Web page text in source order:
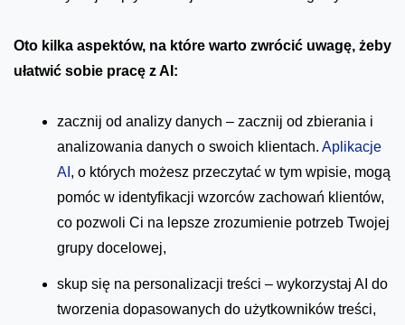
Oto kilka aspektów, na które warto zwrócić uwagę, żeby
ułatwić sobie pracę z AI:
zacznij od analizy danych – zacznij od zbierania i
analizowania danych o swoich klientach. Aplikacje
AI , o których możesz przeczytać w tym wpisie, mogą
pomóc w identyfikacji wzorców zachowań klientów,
co pozwoli Ci na lepsze zrozumienie potrzeb Twojej
grupy docelowej,
skup się na personalizacji treści – wykorzystaj AI do
tworzenia dopasowanych do użytkowników treści,